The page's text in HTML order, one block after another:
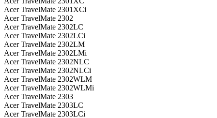
Acer TravelMate 2301XCi
Acer TravelMate 2302
Acer TravelMate 2302LC
Acer TravelMate 2302LCi
Acer TravelMate 2302LM
Acer TravelMate 2302LMi
Acer TravelMate 2302NLC
Acer TravelMate 2302NLCi
Acer TravelMate 2302WLM
Acer TravelMate 2302WLMi
Acer TravelMate 2303
Acer TravelMate 2303LC
Acer TravelMate 2303LCi